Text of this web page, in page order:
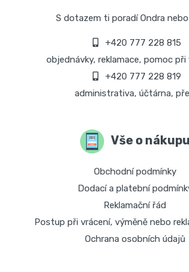
S dotazem ti poradí Ondra nebo
+420 777 228 815
objednávky, reklamace, pomoc
+420 777 228 819
administrativa, účtárna,
Vše o nákupu
Obchodní podmínky
Dodací a platební
Reklamační řád
Postup při vrácení, výměně nebo
Ochrana osobních údajů